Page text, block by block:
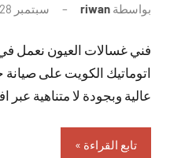
بواسطة riwan سبتمبر 28, 2021
فني غسالات العيون نعمل
اتوماتيك الكويت على صيانة
عالية وبجودة لا متناهية
تابع القراءة